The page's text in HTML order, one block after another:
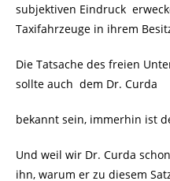
subjektiven Eindruck
Taxifahrzeuge in ihrem
Die Tatsache des freien
sollte auch dem Dr. Curda
bekannt sein, immerhin ist
Und weil wir Dr. Curda
ihn, warum er zu diesem